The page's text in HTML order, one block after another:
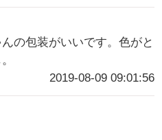
の包装がいいです。色がと
2019-08-09 09:01:56